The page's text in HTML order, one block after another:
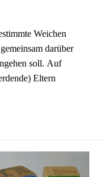
Weichen
darüber
soll. Auf
Eltern